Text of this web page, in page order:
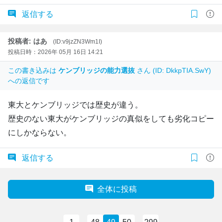
返信する
投稿者: はあ
(ID:v9jzZN3Wm1I)
投稿日時：2026年 05月 16日 14:21
この書き込みは ケンブリッジの能力選抜 さん (ID: DkkpTIA.SwY)
への返信です
東大とケンブリッジでは歴史が違う。
歴史のない東大がケンブリッジの真似をしても劣化コピー
にしかならない。
返信する
全体に投稿